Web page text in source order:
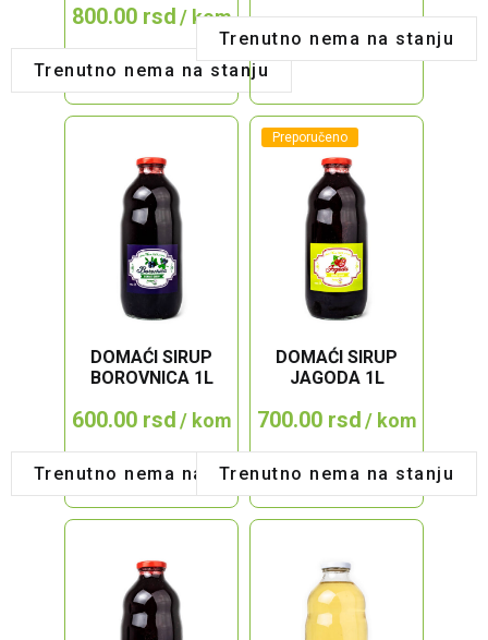
800.00 rsd/ kom
Trenutno nema na stanju
Trenutno nema na stanju
DOMAĆI SIRUP
BOROVNICA 1L
600.00 rsd/ kom
Trenutno nema na stanju
Preporučeno
DOMAĆI SIRUP
JAGODA 1L
700.00 rsd/ kom
Trenutno nema na stanju